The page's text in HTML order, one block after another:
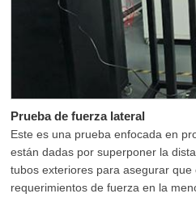
Prueba de fuerza lateral
Este es una prueba enfocada en
están dadas por superponer la
tubos exteriores para asegurar
requerimientos de fuerza en la